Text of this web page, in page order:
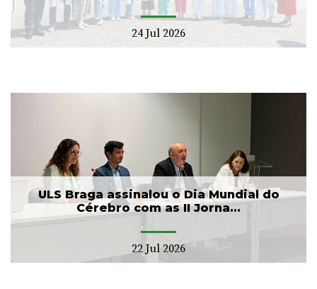
24 Jul 2026
ULS Braga assinalou o Dia Mundial do
Cérebro com as II Jorna...
22 Jul 2026